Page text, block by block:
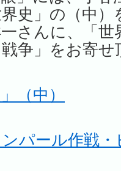
史」の（中
さんに、「
争」をお寄
（中）
パール作戦